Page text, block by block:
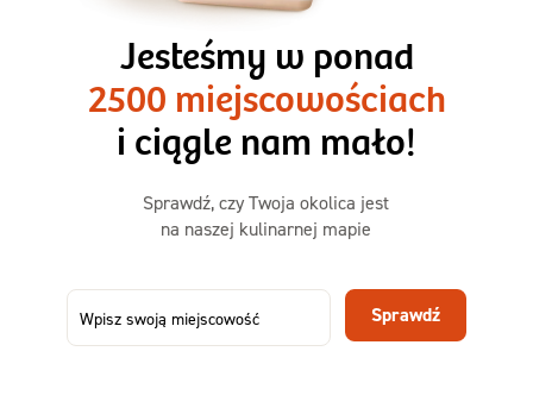
1500kcal - 2250kcal
3 sycące posiłki o większej objętości. Mniej dań,
ta sama wygoda!
50,31 zł
73,99
-32%
Menu
Jesteśmy w ponad
2500 miejscowościach
i ciągle nam mało!
Sprawdź, czy Twoja okolica jest
na naszej kulinarnej mapie
Sprawdź